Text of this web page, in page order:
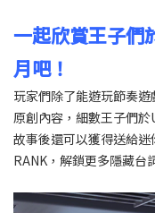
一起欣賞王子們
月吧！
玩家們除了能遊玩節奏
原創內容，細數王子們
故事後還可以獲得送給
RANK，解鎖更多隱藏台